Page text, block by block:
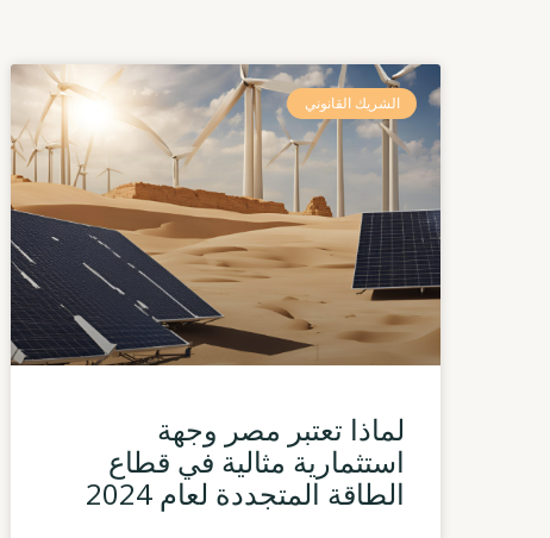
الشريك القانوني
لماذا تعتبر مصر وجهة
استثمارية مثالية في قطاع
الطاقة المتجددة لعام 2024